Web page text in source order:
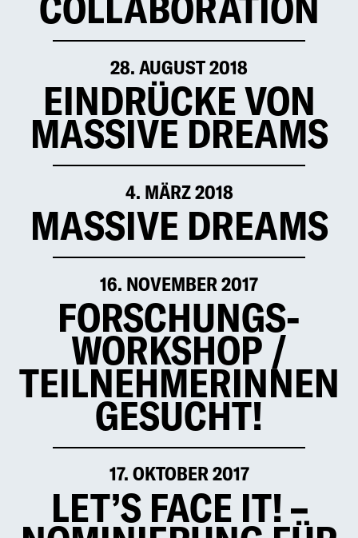
28. AUGUST 2018
EINDRÜCKE VON
MASSIVE DREAMS
4. MÄRZ 2018
MASSIVE DREAMS
16. NOVEMBER 2017
FOR­SCHUNGS­
WORK­SHOP /
TEILNEHMER­INNEN
GESUCHT!
17. OKTOBER 2017
LET’S FACE IT! –